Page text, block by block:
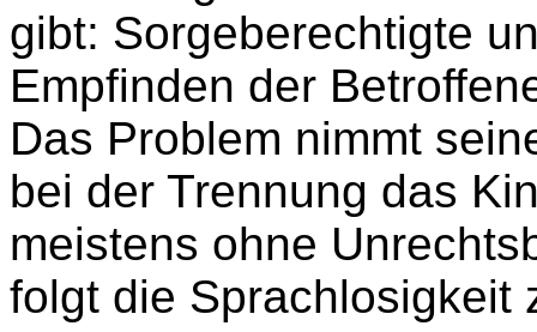
gibt: Sorgeberechtigte
Empfinden der
Das Problem nimmt
bei der Trennung das
meistens ohne
folgt die Sprachlosigkeit